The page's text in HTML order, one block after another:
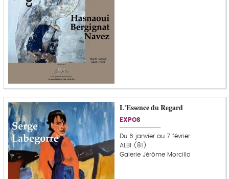
L'Essence du Regard
EXPOS
Du 6 janvier au 7 février
ALBI (81)
Galerie Jérôme Morcillo